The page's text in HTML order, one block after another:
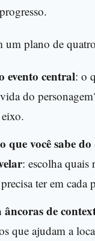
um plano de
evento central: o
do
que você sabe do
: escolha quais
ter em cada
âncoras de
que ajudam a